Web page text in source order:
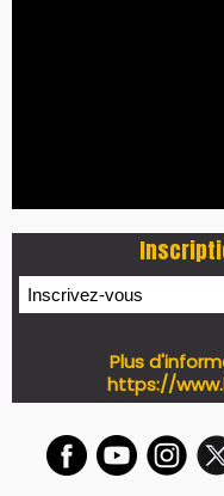
Plus
https://